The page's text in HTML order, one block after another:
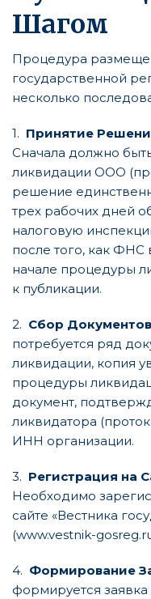
Шагом
Процедура
государственной
несколько
1. Принятие
Сначала должно
ликвидации ООО
решение
трех рабочих дней
налоговую
после того, как ФНС
начале процедуры
к публикации.
2. Сбор Документов
потребуется ряд
ликвидации, копия
процедуры
документ,
ликвидатора
ИНН организации.
3. Регистрация на
Необходимо
сайте «Вестника
(www.vestnik-
4. Формирование
формируется заявка